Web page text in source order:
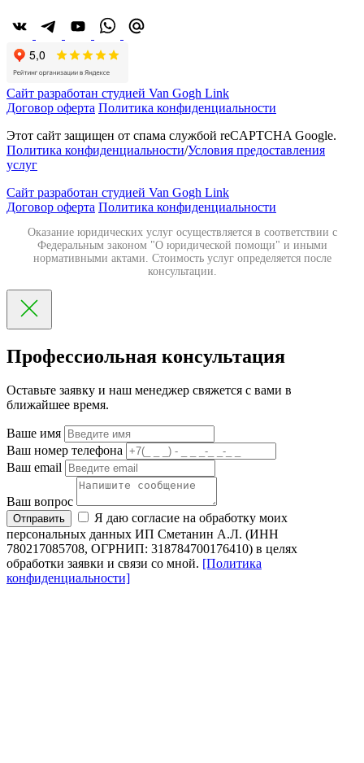
Сайт разработан студией Van Gogh Link
Договор оферта Политика конфиденциальности
Этот сайт защищен от спама службой reCAPTCHA Google.
Политика конфиденциальности/Условия предоставления
услуг
Сайт разработан студией Van Gogh Link
Договор оферта Политика конфиденциальности
Оказание юридических услуг осуществляется в соответствии с
Федеральным законом "О юридической помощи" и иными
нормативными актами. Стоимость услуг определяется после
консультации.
Профессиольная консультация
Оставьте заявку и наш менеджер свяжется с вами в
ближайшее время.
Ваше имя
Ваш номер телефона
Ваш email
Ваш вопрос
Отправить
Я даю согласие на обработку моих
персональных данных ИП Сметанин А.Л. (ИНН
780217085708, ОГРНИП: 318784700176410) в целях
обработки заявки и связи со мной. [Политика
конфиденциальности]